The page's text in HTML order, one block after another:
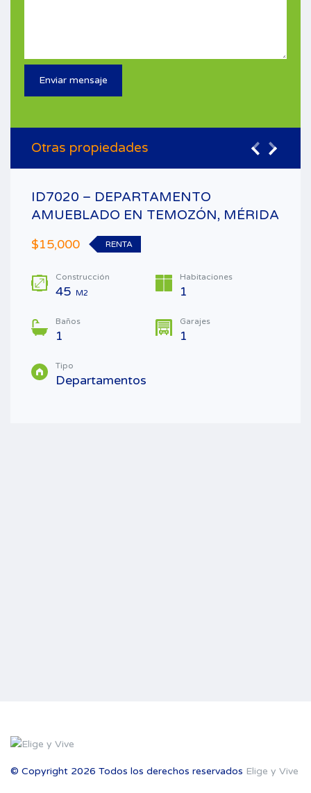
Otras propiedades
ID7020 – DEPARTAMENTO
AMUEBLADO EN TEMOZÓN, MÉRIDA
$15,000
RENTA
Construcción
45 M2
Habitaciones
1
Baños
1
Garajes
1
Tipo
Departamentos
© Copyright 2026 Todos los derechos reservados Elige y Vive